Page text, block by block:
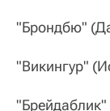
"Брондбю"
"Викингур"